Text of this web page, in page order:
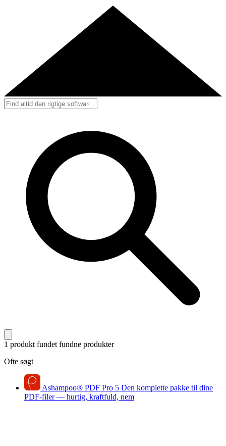
1 produkt fundet fundne produkter
Ofte søgt
Ashampoo® PDF Pro 5 Den komplette pakke til dine
PDF-filer — hurtig, kraftfuld, nem